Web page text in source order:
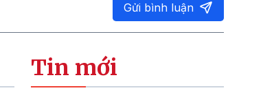
Gửi bình luận
Tin mới